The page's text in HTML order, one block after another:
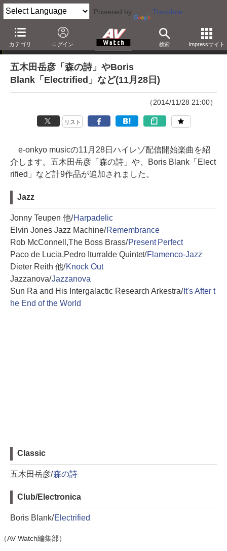
Powered by Translate
カテゴリ ログイン 検索 Impressサイト
e-onkyo musicハイレゾ配信情報
五木田岳彦「森の詩」やBoris
Blank「Electrified」など(11月28日)
（2014/11/28 21:00）
リスト
e-onkyo musicの11月28日ハイレゾ配信開始楽曲を紹
介します。五木田岳彦「森の詩」や、Boris Blank「Elect
rified」など計9作品が追加されました。
Jazz
Jonny Teupen 他/Harpadelic
Elvin Jones Jazz Machine/Remembrance
Rob McConnell,The Boss Brass/Present Perfect
Paco de Lucia,Pedro Iturralde Quintet/Flamenco-Jazz
Dieter Reith 他/Knock Out
Jazzanova/Jazzanova
Sun Ra and His Intergalactic Research Arkestra/ It's After t
he End of the World
Classic
五木田岳彦/森の詩
Club/Electronica
Boris Blank/Electrified
（AV Watch編集部）